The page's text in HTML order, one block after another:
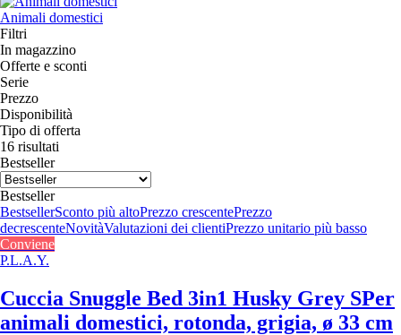
Animali domestici
Filtri
In magazzino
Offerte e sconti
Serie
Prezzo
Disponibilità
Tipo di offerta
16 risultati
Bestseller
Bestseller
BestsellerSconto più altoPrezzo crescentePrezzo
decrescenteNovitàValutazioni dei clientiPrezzo unitario più basso
Conviene
P.L.A.Y.
Cuccia Snuggle Bed 3in1 Husky Grey SPer
animali domestici, rotonda, grigia, ø 33 cm